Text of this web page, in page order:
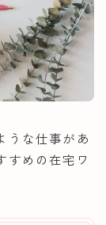
うな仕事があ
すめの在宅ワ